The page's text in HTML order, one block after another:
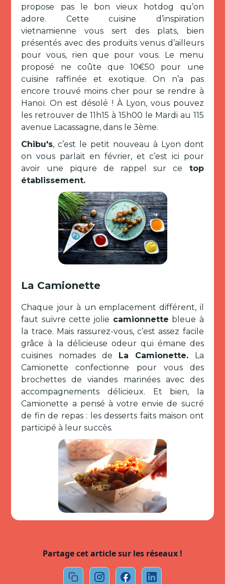
propose pas le bon vieux hotdog qu’on
adore. Cette cuisine d’inspiration
vietnamienne vous sert des plats, bien
présentés avec des produits venus d’ailleurs
pour vous, rien que pour vous. Le menu
proposé ne coûte que 10€50 pour une
cuisine raffinée et exotique. On n’a pas
encore trouvé moins cher pour se rendre à
Hanoï. On est désolé ! À Lyon, vous pouvez
les retrouver de 11h15 à 15h00 le Mardi au 115
avenue Lacassagne, dans le 3ème.
Chibu's, c’est le petit nouveau à Lyon dont
on vous parlait en février, et c’est ici pour
avoir une piqure de rappel sur ce top
établissement.
La Camionette
Chaque jour à un emplacement différent, il
faut suivre cette jolie camionnette bleue à
la trace. Mais rassurez-vous, c’est assez facile
grâce à la délicieuse odeur qui émane des
cuisines nomades de La Camionette. La
Camionette confectionne pour vous des
brochettes de viandes marinées avec des
accompagnements délicieux. Et bien, la
Camionette a pensé à votre envie de sucré
de fin de repas : les desserts faits maison ont
participé à leur succès.
Partage cet article sur les réseaux !